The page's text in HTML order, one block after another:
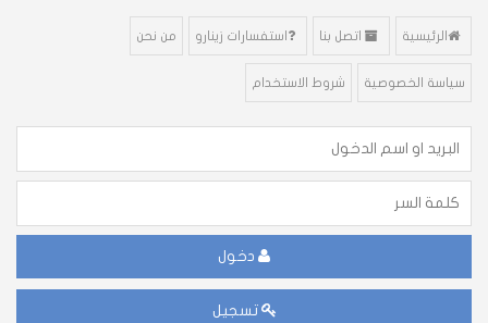
الرئيسية اتصل بنا استفسارات زينارو من نحن
سياسة الخصوصية شروط الاستخدام
دخول
تسجيل